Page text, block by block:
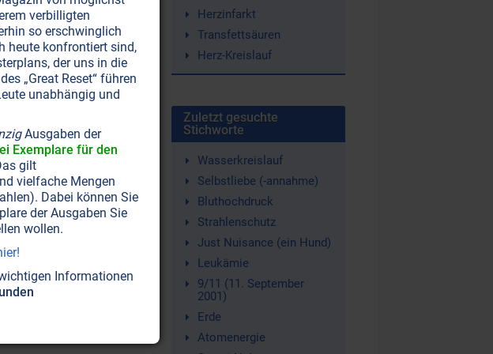
der Körper aber
Fette und Öle, die
Herzinfarkt
Transfettsäuren
Herz-Kreislauf
Zuletzt gesuchte
Stichworte
Wasserkreislauf
Selbstliebe (-annahme)
Bluthochdruck
Strahlenschutz
Just Nuisance (ein Hund)
Leukämie
9/11 (11. September
2001)
Erde
Atomenergie
verbilligten
so erschwinglich
heute konfrontiert sind,
der uns in die
„Great Reset“ führen
unabhängig und
Ausgaben der
Exemplare für den
gilt
vielfache Mengen
Dabei können Sie
der Ausgaben Sie
wollen.
Informationen